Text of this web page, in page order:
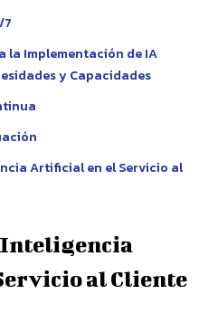
la Implementación de IA
y Capacidades
Artificial en el Servicio al
al Cliente